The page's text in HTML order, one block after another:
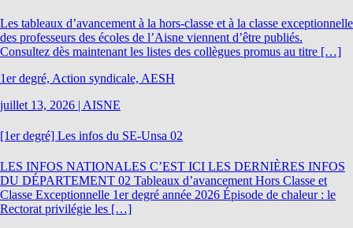
Les tableaux d’avancement à la hors-classe et à la classe exceptionnelle
des professeurs des écoles de l’Aisne viennent d’être publiés.
Consultez dès maintenant les listes des collègues promus au titre […]
1er degré, Action syndicale, AESH
juillet 13, 2026 | AISNE
[1er degré] Les infos du SE-Unsa 02
LES INFOS NATIONALES C’EST ICI LES DERNIÈRES INFOS
DU DÉPARTEMENT 02 Tableaux d’avancement Hors Classe et
Classe Exceptionnelle 1er degré année 2026 Épisode de chaleur : le
Rectorat privilégie les […]